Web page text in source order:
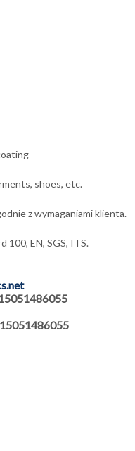
shoes, etc.
z wymaganiami klienta.
EN, SGS, ITS.